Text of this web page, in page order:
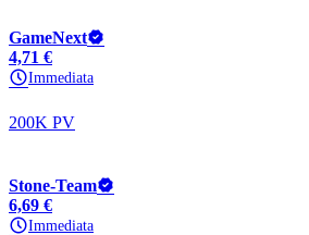
GameNext
4,71 €
Immediata
200K PV
Stone-Team
6,69 €
Immediata